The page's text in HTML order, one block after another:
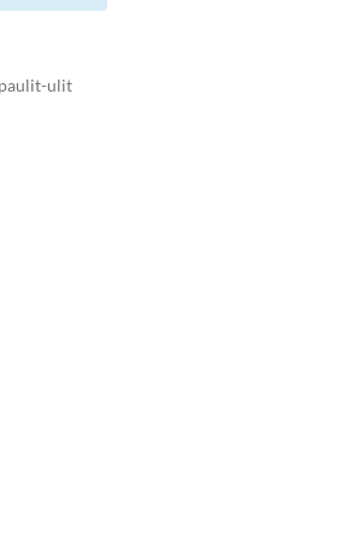
paulit-ulit